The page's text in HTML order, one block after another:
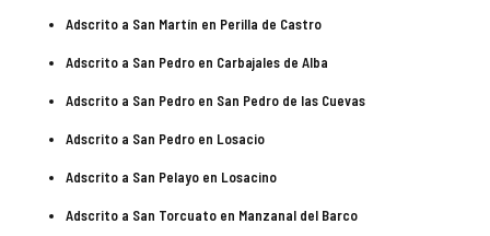
Adscrito a San Martín en Perilla de Castro
Adscrito a San Pedro en Carbajales de Alba
Adscrito a San Pedro en San Pedro de las Cuevas
Adscrito a San Pedro en Losacio
Adscrito a San Pelayo en Losacino
Adscrito a San Torcuato en Manzanal del Barco